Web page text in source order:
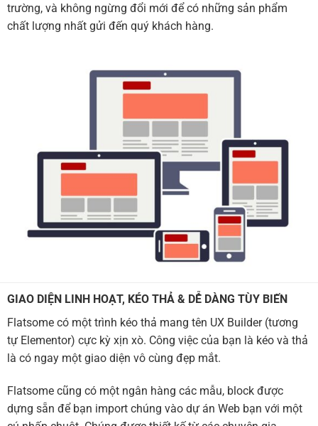
trường, và không ngừng đổi mới để có những sản phẩm
chất lượng nhất gửi đến quý khách hàng.
GIAO DIỆN LINH HOẠT, KÉO THẢ & DỄ DÀNG TÙY BIẾN
Flatsome có một trình kéo thả mang tên UX Builder (tương
tự Elementor) cực kỳ xịn xò. Công việc của bạn là kéo và thả
là có ngay một giao diện vô cùng đẹp mắt.
Flatsome cũng có một ngân hàng các mẫu, block được
dựng sẵn để bạn import chúng vào dự án Web bạn với một